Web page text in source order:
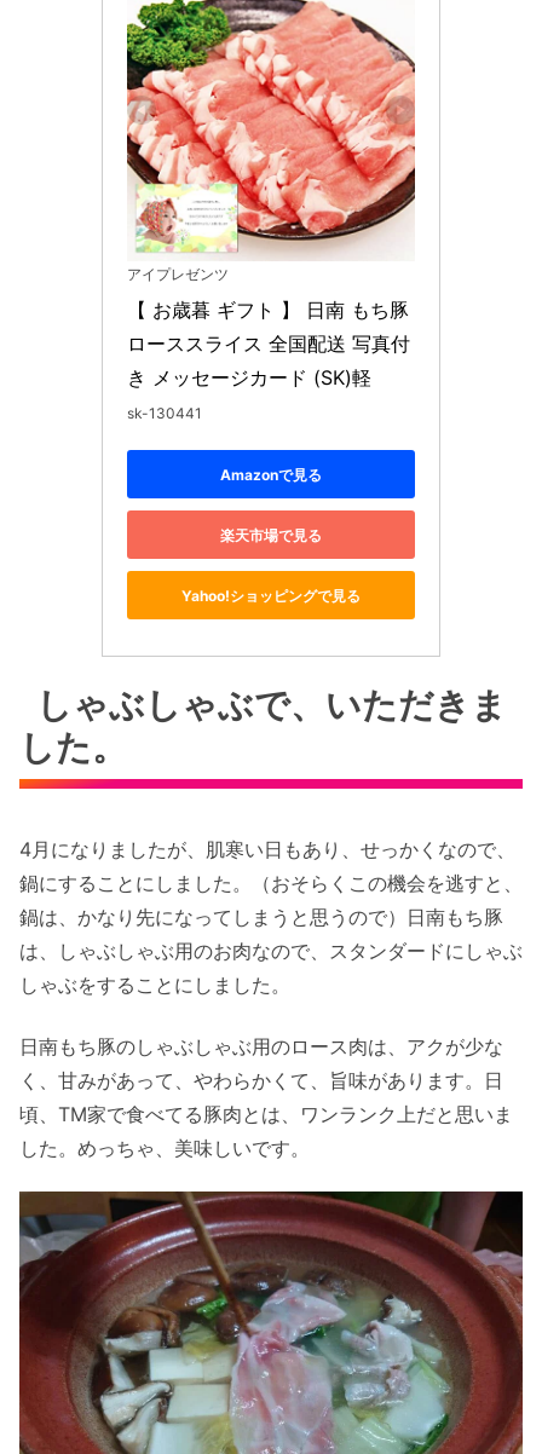
アイプレゼンツ
【 お歳暮 ギフト 】 日南 もち豚
ローススライス 全国配送 写真付
き メッセージカード (SK)軽
sk-130441
Amazonで見る
楽天市場で見る
Yahoo!ショッピングで見る
しゃぶしゃぶで、いただきま
した。
4月になりましたが、肌寒い日もあり、せっかくなので、
鍋にすることにしました。（おそらくこの機会を逃すと、
鍋は、かなり先になってしまうと思うので）日南もち豚
は、しゃぶしゃぶ用のお肉なので、スタンダードにしゃぶ
しゃぶをすることにしました。
日南もち豚のしゃぶしゃぶ用のロース肉は、アクが少な
く、甘みがあって、やわらかくて、旨味があります。日
頃、TM家で食べてる豚肉とは、ワンランク上だと思いま
した。めっちゃ、美味しいです。